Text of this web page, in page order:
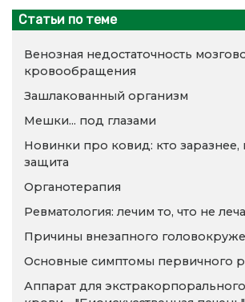
Статьи по теме
Венозная недостаточность
кровообращения
Зашлакованный организм
Мешки... под глазами
Новинки про ковид: кто заразнее,
защита
Органотерапия
Ревматология: лечим то, что не
Причины внезапного
Основные симптомы первичного
Аппарат для